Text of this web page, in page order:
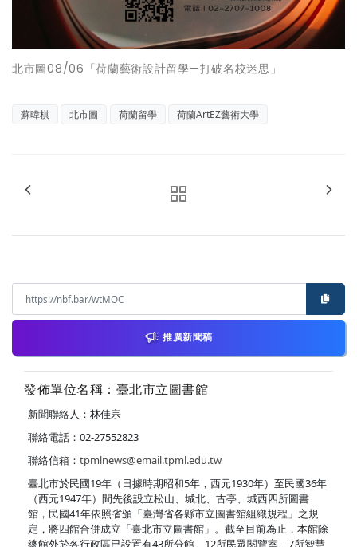
北市圖08/06「荷蘭藝術設計留學—打破名校迷思」
蘇暐棋 北市圖 荷蘭留學 荷蘭ArtEZ藝術大學
推廣新聞稿
發佈單位名稱：臺北市立圖書館
新聞聯絡人：林佳宗
聯絡電話：02-27552823
聯絡信箱： tpmlnews@email.tpml.edu.tw
臺北市於民國19年（日據時期昭和5年，西元1930年）至民國36年
（西元1947年）間先後設立松山、城北、古亭、城西四所圖書
館，民國41年依照省頒「臺灣省各縣市立圖書館組織規程」之規
定，將四館合併成立「臺北市立圖書館」。截至目前為止，本館除
總館外於各行政區已設置有43所分館、12所民眾閱覽室、7所智慧